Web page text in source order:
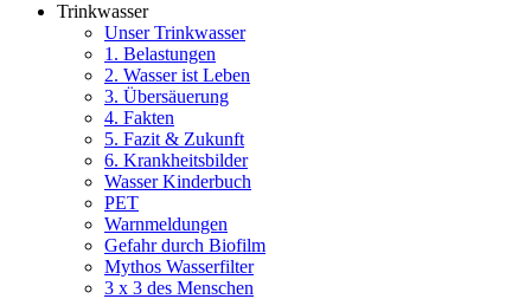
Trinkwasser
Unser Trinkwasser
1. Belastungen
2. Wasser ist Leben
3. Übersäuerung
4. Fakten
5. Fazit & Zukunft
6. Krankheitsbilder
Wasser Kinderbuch
PET
Warnmeldungen
Gefahr durch Biofilm
Mythos Wasserfilter
3 x 3 des Menschen